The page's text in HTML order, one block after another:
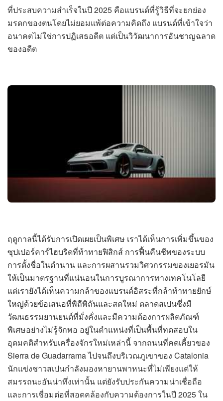
ที่ประสบความสำเร็จในปี 2025 คือแบรนด์ที่รู้วิธีที่จะยกย่อง
มรดกของตนโดยไม่ยอมแพ้ต่อความคิดถึง แบรนด์ที่เข้าใจว่า
อนาคตไม่ใช่การปฏิเสธอดีต แต่เป็นวิวัฒนาการอันชาญฉลาด
ของอดีต
ฤดูกาลนี้ได้รับการเปิดเผยเป็นพิเศษ เราได้เห็นการเพิ่มขึ้นของ
ซุปเปอร์คาร์ไฮบริดที่ท้าทายฟิสิกส์ การฟื้นคืนชีพของระบบ
การตั้งชื่อในตำนาน และการผสานรวมวิศวกรรมของเยอรมัน
ให้เป็นมาตรฐานที่แน่นอนในการบูรณาการทางเทคโนโลยี
แต่เรายังได้เห็นความกล้าของแบรนด์อิสระที่กล้าท้าทายยักษ์
ใหญ่ด้วยข้อเสนอที่พิถีพิถันและสดใหม่ ตลาดสเปนซึ่งมี
วัฒนธรรมยานยนต์ที่มั่งคั่งและมีความต้องการผลิตภัณฑ์
พิเศษอย่างไม่รู้จักพอ อยู่ในตำแหน่งที่เป็นพื้นที่ทดสอบใน
อุดมคติสำหรับเครื่องจักรใหม่เหล่านี้ จากถนนที่คดเคี้ยวของ
Sierra de Guadarrama ไปจนถึงบริเวณภูเขาของ Catalonia
นักแข่งชาวสเปนกำลังมองหายานพาหนะที่ไม่เพียงแต่ให้
สมรรถนะอันน่าทึ่งเท่านั้น แต่ยังรับประกันความน่าเชื่อถือ
และการเชื่อมต่อที่สอดคล้องกับความต้องการในปี 2025 ใน